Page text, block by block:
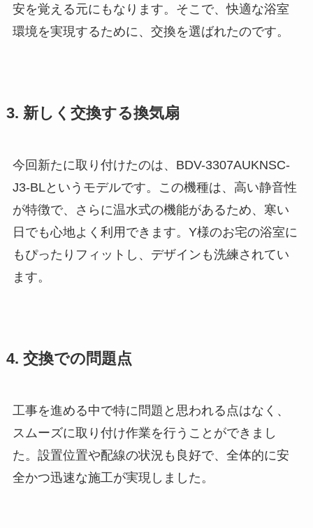
安を覚える元にもなります。そこで、快適な浴室
環境を実現するために、交換を選ばれたのです。
3. 新しく交換する換気扇
今回新たに取り付けたのは、BDV-3307AUKNSC-
J3-BLというモデルです。この機種は、高い静音性
が特徴で、さらに温水式の機能があるため、寒い
日でも心地よく利用できます。Y様のお宅の浴室に
もぴったりフィットし、デザインも洗練されてい
ます。
4. 交換での問題点
工事を進める中で特に問題と思われる点はなく、
スムーズに取り付け作業を行うことができまし
た。設置位置や配線の状況も良好で、全体的に安
全かつ迅速な施工が実現しました。